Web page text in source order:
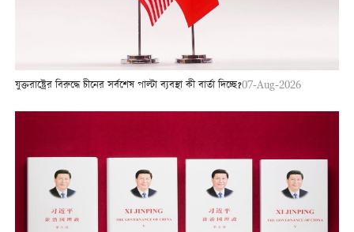
যুক্তরাষ্ট্রের বিরুদ্ধে চীনের সর্বশেষ পাল্টা ব্যবস্থা কী বার্তা দিচ্ছে?07-Aug-2026